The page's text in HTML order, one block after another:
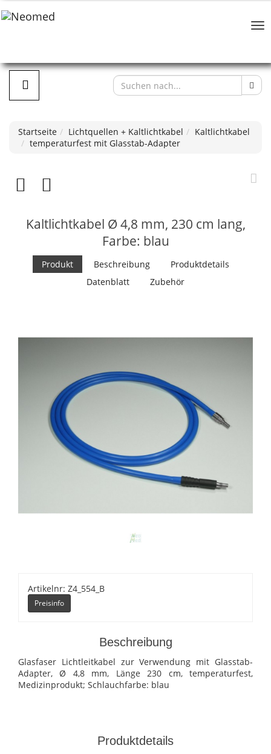
Startseite Lichtquellen + Kaltlichtkabel
Kaltlichtkabel
temperaturfest mit Glasstab-Adapter
Kaltlichtkabel Ø 4,8 mm, 230 cm lang,
Farbe: blau
Produkt Beschreibung
Produktdetails
Datenblatt
Zubehör
Artikelnr: Z4_554_B
Preisinfo
Beschreibung
Glasfaser Lichtleitkabel zur Verwendung mit Glasstab-
Adapter, Ø 4,8 mm, Länge 230 cm, temperaturfest,
Medizinprodukt; Schlauchfarbe: blau
Produktdetails